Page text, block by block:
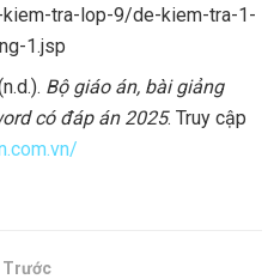
tra-lop-9/de-kiem-tra-1-
1.jsp
Bộ giáo án, bài giảng
có đáp án 2025. Truy cập
Trước